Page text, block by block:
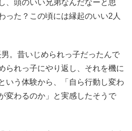
、頭のいい兄弟なんだなーと思
った？この頃には縁起のいい2人
。昔いじめられっ子だったんで
られっ子にやり返し、それを機に
いう体験から、「自ら行動し変わ
変わるのか」と実感したそうで